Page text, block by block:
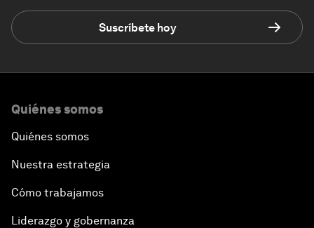
Suscríbete hoy
Quiénes somos
Quiénes somos
Nuestra estrategia
Cómo trabajamos
Liderazgo y gobernanza